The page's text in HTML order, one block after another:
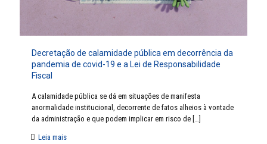
Decretação de calamidade pública em decorrência da
pandemia de covid-19 e a Lei de Responsabilidade
Fiscal
A calamidade pública se dá em situações de manifesta
anormalidade institucional, decorrente de fatos alheios à vontade
da administração e que podem implicar em risco de […]
Leia mais